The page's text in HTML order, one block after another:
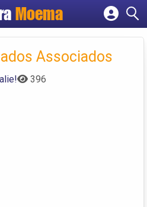
Moema
Criar contaAssociados
396